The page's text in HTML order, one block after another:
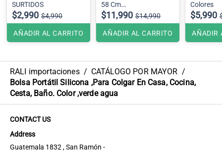
SURTIDOS
$2,990 $4,990
AÑADIR AL CARRITO
58 Cm
Efecto llama
$11,990 $14,990
AÑADIR AL CARRITO
Colores
$5,990
AÑADIR
RALI importaciones / CATÁLOGO POR MAYOR /
Bolsa Portátil Silicona ,Para Colgar En Casa, Cocina,
Cesta, Baño. Color ,verde agua
CONTACT US
Address
Guatemala 1832 , San Ramón -